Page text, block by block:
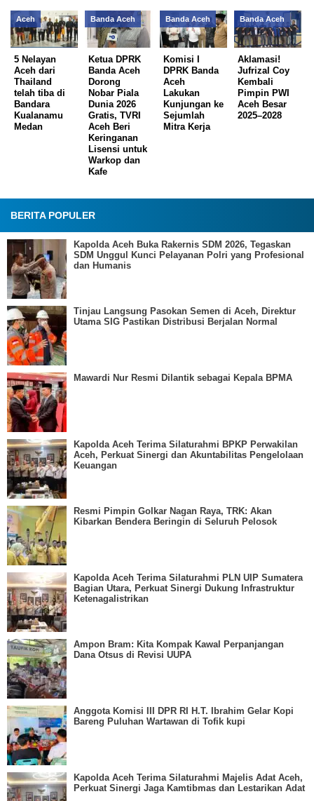
Aceh
5 Nelayan
Aceh dari
Thailand
telah tiba di
Bandara
Kualanamu
Medan
Banda Aceh
Ketua DPRK
Banda Aceh
Dorong
Nobar Piala
Dunia 2026
Gratis, TVRI
Aceh Beri
Keringanan
Lisensi untuk
Warkop dan
Kafe
Banda Aceh
Komisi I
DPRK Banda
Aceh
Lakukan
Kunjungan ke
Sejumlah
Mitra Kerja
Banda Aceh
Aklamasi!
Jufrizal Coy
Kembali
Pimpin PWI
Aceh Besar
2025–2028
BERITA POPULER
Kapolda Aceh Buka Rakernis SDM 2026, Tegaskan
SDM Unggul Kunci Pelayanan Polri yang Profesional
dan Humanis
Tinjau Langsung Pasokan Semen di Aceh, Direktur
Utama SIG Pastikan Distribusi Berjalan Normal
Mawardi Nur Resmi Dilantik sebagai Kepala BPMA
Kapolda Aceh Terima Silaturahmi BPKP Perwakilan
Aceh, Perkuat Sinergi dan Akuntabilitas Pengelolaan
Keuangan
Resmi Pimpin Golkar Nagan Raya, TRK: Akan
Kibarkan Bendera Beringin di Seluruh Pelosok
Kapolda Aceh Terima Silaturahmi PLN UIP Sumatera
Bagian Utara, Perkuat Sinergi Dukung Infrastruktur
Ketenagalistrikan
Ampon Bram: Kita Kompak Kawal Perpanjangan
Dana Otsus di Revisi UUPA
Anggota Komisi III DPR RI H.T. Ibrahim Gelar Kopi
Bareng Puluhan Wartawan di Tofik kupi
Kapolda Aceh Terima Silaturahmi Majelis Adat Aceh,
Perkuat Sinergi Jaga Kamtibmas dan Lestarikan Adat